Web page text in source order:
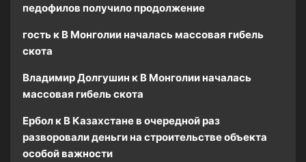
педофилов получило продолжение
гость к В Монголии началась массовая гибель
скота
Владимир Долгушин к В Монголии началась
массовая гибель скота
Ербол к В Казахстане в очередной раз
разворовали деньги на строительстве объекта
особой важности